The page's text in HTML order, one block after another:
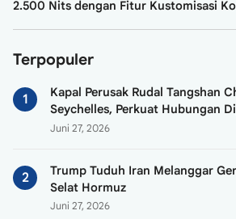
2.500 Nits dengan Fitur Kustomisasi
Terpopuler
Kapal Perusak Rudal Tangshan
Seychelles, Perkuat Hubungan
Juni 27, 2026
Trump Tuduh Iran Melanggar
Selat Hormuz
Juni 27, 2026